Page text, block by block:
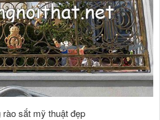
rào sắt mỹ thuật đẹp